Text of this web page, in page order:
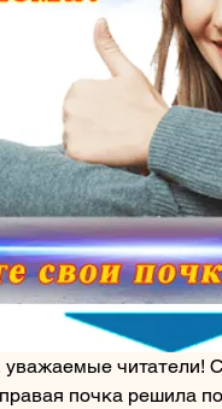
читатели!
почка решила